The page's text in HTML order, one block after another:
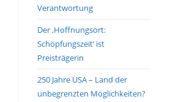
Verantwortung
Der ‚Hoffnungsort:
Schöpfungszeit‘ ist
Preisträgerin
250 Jahre USA – Land der
unbegrenzten Möglichkeiten?